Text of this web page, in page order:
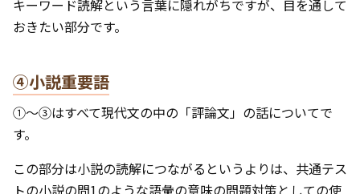
キーワード読解という言葉に隠れがちですが、目を通して
おきたい部分です。
④小説重要語
①～③はすべて現代文の中の「評論文」の話についてで
す。
この部分は小説の読解につながるというよりは、共通テス
トの小説の問1のような語彙の意味の問題対策としての使